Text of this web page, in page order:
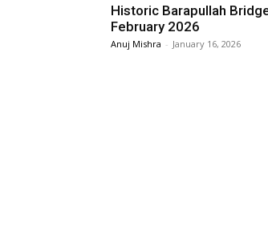
Historic Barapullah
February 2026
Anuj Mishra - January 16, 2026